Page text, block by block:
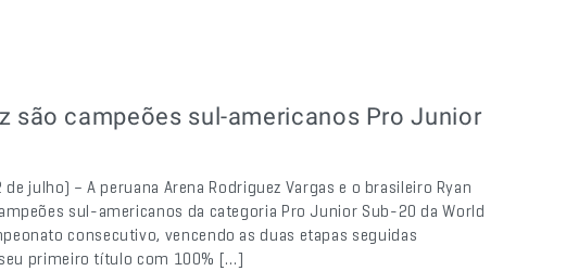
são campeões sul-americanos Pro Junior
julho) – A peruana Arena Rodriguez Vargas e o brasileiro Ryan
sul-americanos da categoria Pro Junior Sub-20 da World
consecutivo, vencendo as duas etapas seguidas
primeiro título com 100% […]